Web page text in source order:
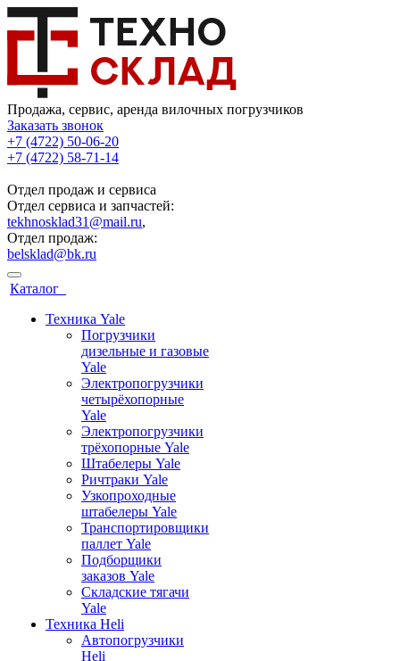
Продажа, сервис, аренда вилочных погрузчиков
Заказать звонок
+7 (4722) 50-06-20
+7 (4722) 58-71-14
Отдел продаж и сервиса
Отдел сервиса и запчастей:
tekhnosklad31@mail.ru,
Отдел продаж:
belsklad@bk.ru
Каталог
Техника Yale
Погрузчики
дизельные и газовые
Yale
Электропогрузчики
четырёхопорные
Yale
Электропогрузчики
трёхопорные Yale
Штабелеры Yale
Ричтраки Yale
Узкопроходные
штабелеры Yale
Транспортировщики
паллет Yale
Подборщики
заказов Yale
Складские тягачи
Yale
Техника Heli
Автопогрузчики
Heli